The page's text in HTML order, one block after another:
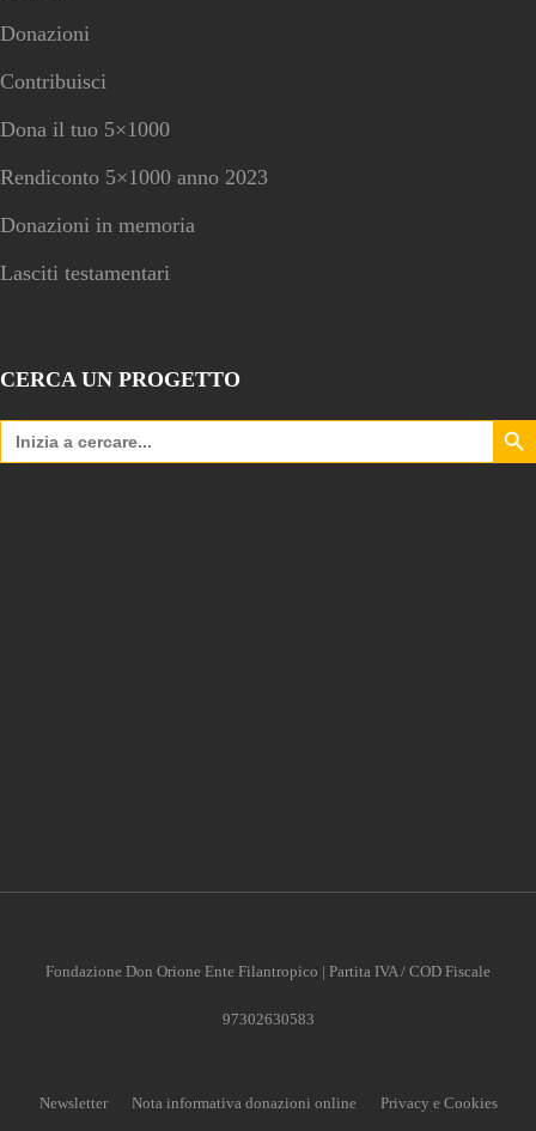
Donazioni
Contribuisci
Dona il tuo 5×1000
Rendiconto 5×1000 anno 2023
Donazioni in memoria
Lasciti testamentari
CERCA UN PROGETTO
Search
for:
Search
Fondazione Don Orione Ente Filantropico | Partita IVA / COD Fiscale
97302630583
Newsletter Nota informativa donazioni online Privacy e Cookies